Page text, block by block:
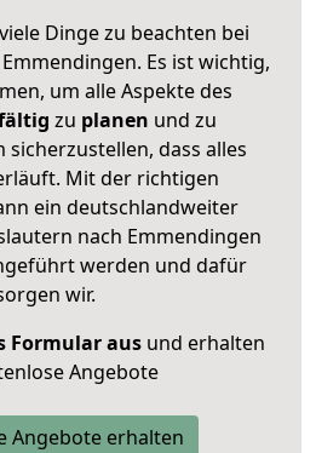
Dinge zu beachten bei
Es ist wichtig,
um alle Aspekte des
zu planen und zu
sicherzustellen, dass alles
Mit der richtigen
ein deutschlandweiter
nach Emmendingen
werden und dafür
wir.
Formular ausund erhalten
Angebote
Angebote erhalten